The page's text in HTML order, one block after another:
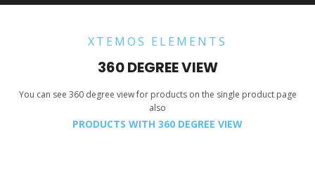
XTEMOS ELEMENTS
360 DEGREE VIEW
You can see 360 degree view for products on the single product page
also
PRODUCTS WITH 360 DEGREE VIEW